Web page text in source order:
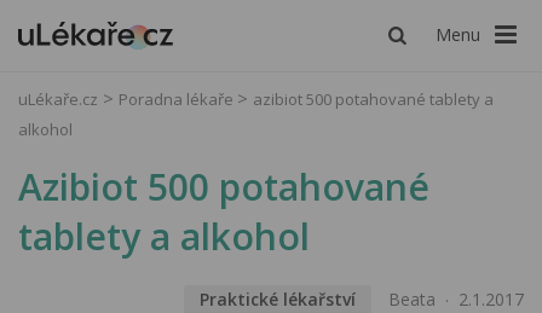
Menu
uLékaře.cz Poradna lékaře
azibiot 500 potahované tablety a
alkohol
Azibiot 500 potahované
tablety a alkohol
Praktické lékařství Beata 2.1.2017